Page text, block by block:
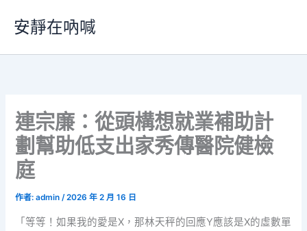
要
安靜在吶喊
連宗廉：從頭構想就業補助計
劃幫助低支出家秀傳醫院健檢
庭
作者:admin/2026 年 2 月 16 日
「等等！如果我的愛是X，那林天秤的回應Y應該是X的虛數單